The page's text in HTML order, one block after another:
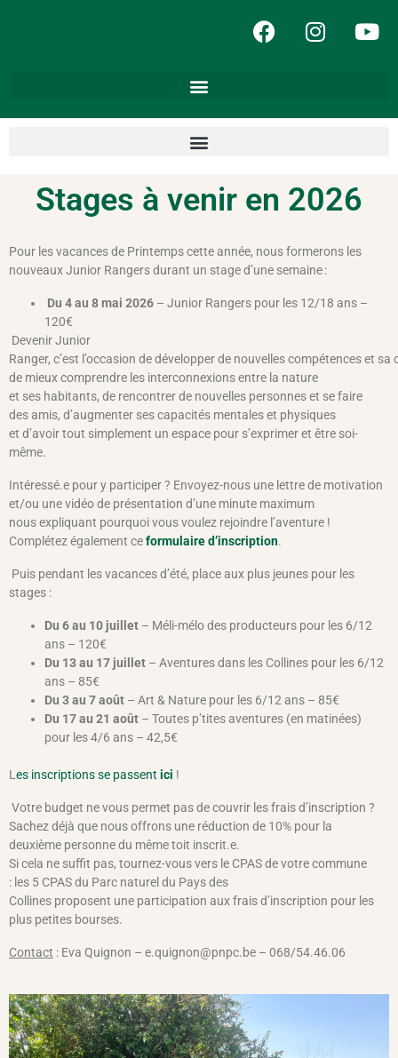
Stages à venir en 2026
Pour les vacances de Printemps cette année, nous formerons les
nouveaux Junior Rangers durant un stage d’une semaine :
Du 4 au 8 mai 2026 – Junior Rangers pour les 12/18 ans –
120€
Devenir Junior
Ranger, c’est l’occasion de développer de nouvelles compétences et sa
de mieux comprendre les interconnexions entre la nature
et ses habitants, de rencontrer de nouvelles personnes et se faire
des amis, d’augmenter ses capacités mentales et physiques
et d’avoir tout simplement un espace pour s’exprimer et être soi-
même.
Intéressé.e pour y participer ? Envoyez-nous une lettre de motivation
et/ou une vidéo de présentation d’une minute maximum
nous expliquant pourquoi vous voulez rejoindre l’aventure !
Complétez également ceformulaire d’inscription.
Puis pendant les vacances d’été, place aux plus jeunes pour les
stages :
Du 6 au 10 juillet – Méli-mélo des producteurs pour les 6/12
ans – 120€
Du 13 au 17 juillet – Aventures dans les Collines pour les 6/12
ans – 85€
Du 3 au 7 août – Art & Nature pour les 6/12 ans – 85€
Du 17 au 21 août – Toutes p’tites aventures (en matinées)
pour les 4/6 ans – 42,5€
L es inscriptions se passent ici !
Votre budget ne vous permet pas de couvrir les frais d’inscription ?
Sachez déjà que nous offrons une réduction de 10% pour la
deuxième personne du même toit inscrit.e.
Si cela ne suffit pas, tournez-vous vers le CPAS de votre commune
: les 5 CPAS du Parc naturel du Pays des
Collines proposent une participation aux frais d’inscription pour les
plus petites bourses.
Contact : Eva Quignon – e.quignon@pnpc.be – 068/54.46.06